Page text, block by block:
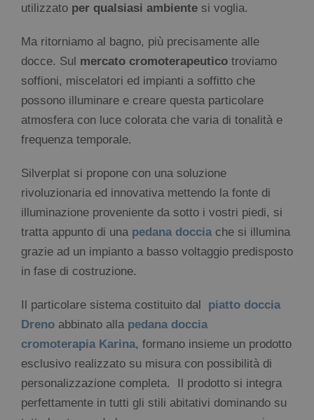
utilizzato per qualsiasi ambiente si voglia.
Ma ritorniamo al bagno, più precisamente alle
docce. Sul mercato cromoterapeutico troviamo
soffioni, miscelatori ed impianti a soffitto che
possono illuminare e creare questa particolare
atmosfera con luce colorata che varia di tonalità e
frequenza temporale.
Silverplat si propone con una soluzione
rivoluzionaria ed innovativa mettendo la fonte di
illuminazione proveniente da sotto i vostri piedi, si
tratta appunto di una pedana doccia che si illumina
grazie ad un impianto a basso voltaggio predisposto
in fase di costruzione.
Il particolare sistema costituito dal piatto doccia
Dreno abbinato alla pedana doccia
cromoterapia Karina, formano insieme un prodotto
esclusivo realizzato su misura con possibilità di
personalizzazione completa. Il prodotto si integra
perfettamente in tutti gli stili abitativi dominando su